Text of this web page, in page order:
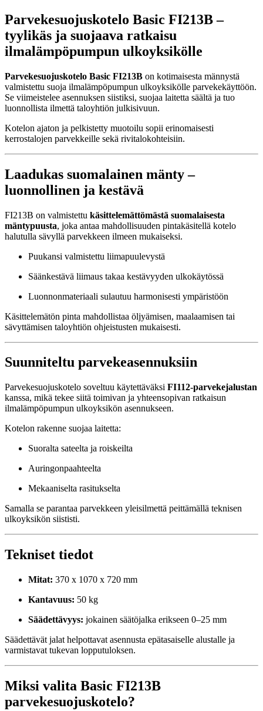
Parvekesuojuskotelo Basic FI213B –
tyylikäs ja suojaava ratkaisu
ilmalämpöpumpun ulkoyksikölle
Parvekesuojuskotelo Basic FI213B on kotimaisesta männystä
valmistettu suoja ilmalämpöpumpun ulkoyksikölle parvekekäyttöön.
Se viimeistelee asennuksen siistiksi, suojaa laitetta säältä ja tuo
luonnollista ilmettä taloyhtiön julkisivuun.
Kotelon ajaton ja pelkistetty muotoilu sopii erinomaisesti
kerrostalojen parvekkeille sekä rivitalokohteisiin.
Laadukas suomalainen mänty –
luonnollinen ja kestävä
FI213B on valmistettu käsittelemättömästä suomalaisesta
mäntypuusta, joka antaa mahdollisuuden pintakäsitellä kotelo
halutulla sävyllä parvekkeen ilmeen mukaiseksi.
Puukansi valmistettu liimapuulevystä
Säänkestävä liimaus takaa kestävyyden ulkokäytössä
Luonnonmateriaali sulautuu harmonisesti ympäristöön
Käsittelemätön pinta mahdollistaa öljyämisen, maalaamisen tai
sävyttämisen taloyhtiön ohjeistusten mukaisesti.
Suunniteltu parvekeasennuksiin
Parvekesuojuskotelo soveltuu käytettäväksi FI112-parvekejalustan
kanssa, mikä tekee siitä toimivan ja yhteensopivan ratkaisun
ilmalämpöpumpun ulkoyksikön asennukseen.
Kotelon rakenne suojaa laitetta:
Suoralta sateelta ja roiskeilta
Auringonpaahteelta
Mekaaniselta rasitukselta
Samalla se parantaa parvekkeen yleisilmettä peittämällä teknisen
ulkoyksikön siististi.
Tekniset tiedot
Mitat: 370 x 1070 x 720 mm
Kantavuus: 50 kg
Säädettävyys: jokainen säätöjalka erikseen 0–25 mm
Säädettävät jalat helpottavat asennusta epätasaiselle alustalle ja
varmistavat tukevan lopputuloksen.
Miksi valita Basic FI213B
parvekesuojuskotelo?